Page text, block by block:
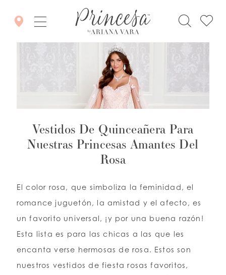
LISTA DE DESEOS
Vestidos De Quinceañera Para
Nuestras Princesas Amantes Del
Rosa
El color rosa, que simboliza la feminidad, el
romance juguetón, la amistad y el afecto, es
un favorito universal, ¡y por una buena razón!
Esta lista es para las chicas a las que les
encanta verse hermosas de rosa. Estos son
nuestros vestidos de fiesta rosas favoritos,